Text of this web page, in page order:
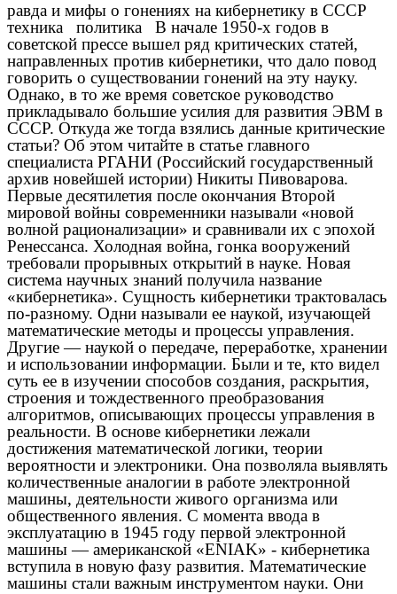
равда и мифы о гонениях на кибернетику в СССР
техника политика В начале 1950-х годов в
советской прессе вышел ряд критических статей,
направленных против кибернетики, что дало повод
говорить о существовании гонений на эту науку.
Однако, в то же время советское руководство
прикладывало большие усилия для развития ЭВМ в
СССР. Откуда же тогда взялись данные критические
статьи? Об этом читайте в статье главного
специалиста РГАНИ (Российский государственный
архив новейшей истории) Никиты Пивоварова.
Первые десятилетия после окончания Второй
мировой войны современники называли «новой
волной рационализации» и сравнивали их с эпохой
Ренессанса. Холодная война, гонка вооружений
требовали прорывных открытий в науке. Новая
система научных знаний получила название
«кибернетика». Сущность кибернетики трактовалась
по-разному. Одни называли ее наукой, изучающей
математические методы и процессы управления.
Другие — наукой о передаче, переработке, хранении
и использовании информации. Были и те, кто видел
суть ее в изучении способов создания, раскрытия,
строения и тождественного преобразования
алгоритмов, описывающих процессы управления в
реальности. В основе кибернетики лежали
достижения математической логики, теории
вероятности и электроники. Она позволяла выявлять
количественные аналогии в работе электронной
машины, деятельности живого организма или
общественного явления. С момента ввода в
эксплуатацию в 1945 году первой электронной
машины — американской «ENIAK» - кибернетика
вступила в новую фазу развития. Математические
машины стали важным инструментом науки. Они